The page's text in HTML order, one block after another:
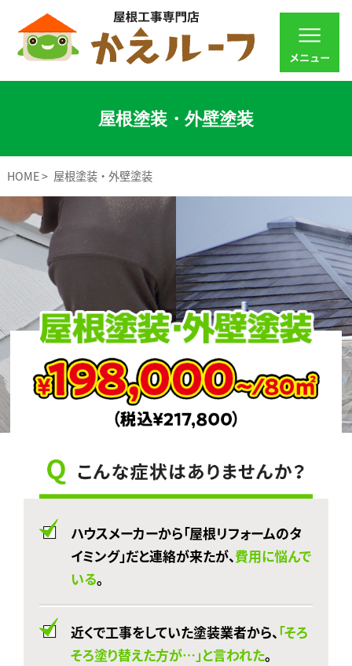
屋根塗装・外壁塗装
HOME 屋根塗装・外壁塗装
ハウスメーカーから「屋根リフォームのタ
イミング」だと連絡が来たが、費用に悩んで
いる。
近くで工事をしていた塗装業者から、「そろ
そろ塗り替えた方が…」と言われた。